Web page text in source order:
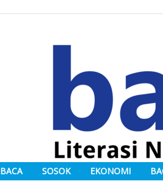
BACA SOSOK EKONOMI